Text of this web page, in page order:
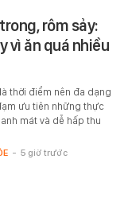
rôm sảy:
vì ăn quá nhiều
thời điểm nên đa dạng
ưu tiên những thực
mát và dễ hấp thu
- 5 giờ trước